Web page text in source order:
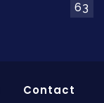
63
Contact